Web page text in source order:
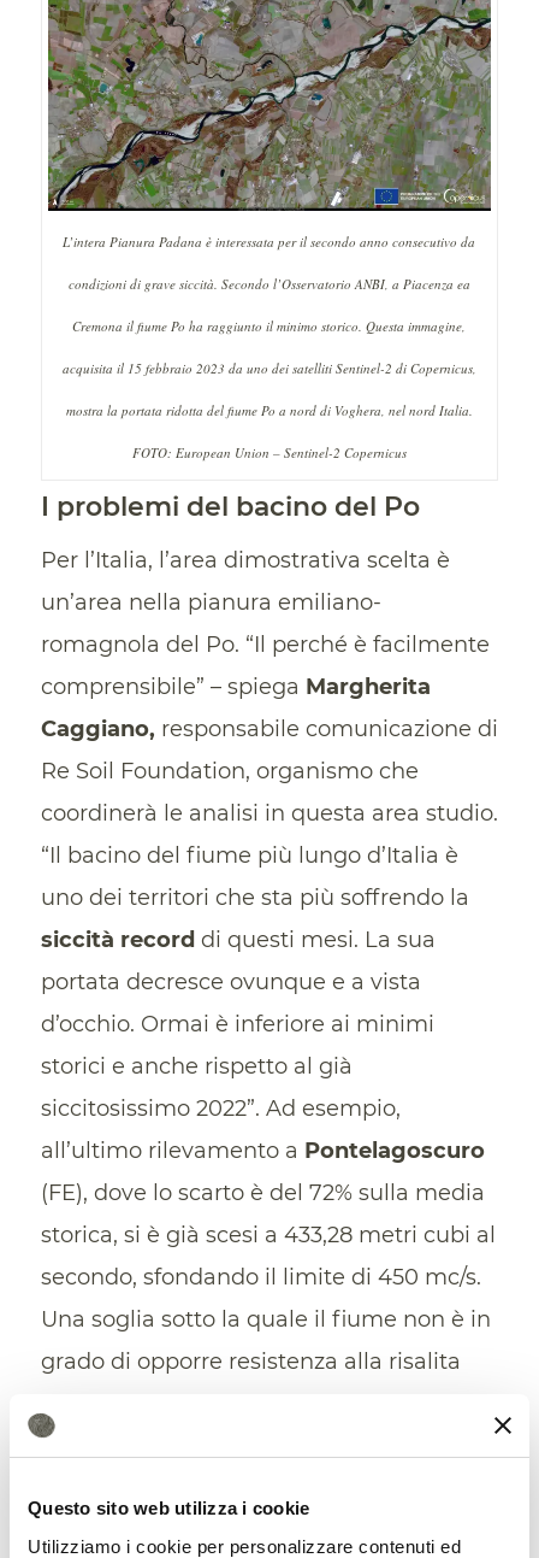
Questo sito web utilizza i cookie
Utilizziamo i cookie per personalizzare contenuti ed
L’intera Pianura Padana è interessata per il secondo anno consecutivo da
condizioni di grave siccità. Secondo l’Osservatorio ANBI, a Piacenza ea
Cremona il fiume Po ha raggiunto il minimo storico. Questa immagine,
acquisita il 15 febbraio 2023 da uno dei satelliti Sentinel-2 di Copernicus,
mostra la portata ridotta del fiume Po a nord di Voghera, nel nord Italia.
FOTO: European Union – Sentinel-2 Copernicus
I problemi del bacino del Po
Per l’Italia, l’area dimostrativa scelta è
un’area nella pianura emiliano-
romagnola del Po. “Il perché è facilmente
comprensibile” – spiega Margherita
Caggiano, responsabile comunicazione di
Re Soil Foundation, organismo che
coordinerà le analisi in questa area studio.
“Il bacino del fiume più lungo d’Italia è
uno dei territori che sta più soffrendo la
siccità recorddi questi mesi. La sua
portata decresce ovunque e a vista
d’occhio. Ormai è inferiore ai minimi
storici e anche rispetto al già
siccitosissimo 2022”. Ad esempio,
all’ultimo rilevamento a Pontelagoscuro
(FE), dove lo scarto è del 72% sulla media
storica, si è già scesi a 433,28 metri cubi al
secondo, sfondando il limite di 450 mc/s.
Una soglia sotto la quale il fiume non è in
grado di opporre resistenza alla risalita
Ma situazioni analoghe si trovano sempre
più spesso in tutta Europa. Secondo i dati
satellitari inviati dalsatellite SMOS